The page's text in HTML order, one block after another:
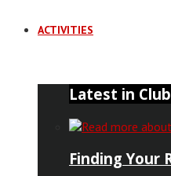
ACTIVITIES
Latest in
Finding Your